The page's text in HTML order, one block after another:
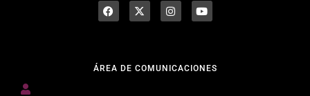
ÁREA DE COMUNICACIONES